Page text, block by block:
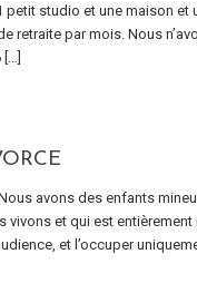
studio et une maison et
retraite par mois. Nous
avons des enfants
et qui est
et l’occuper